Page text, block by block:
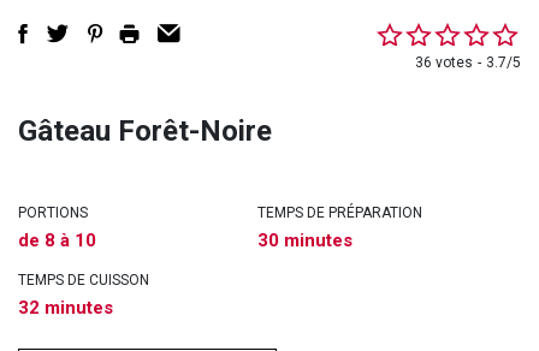
36 votes 3.7/5
Gâteau Forêt-Noire
PORTIONS
de 8 à 10
TEMPS DE PRÉPARATION
30 minutes
TEMPS DE CUISSON
32 minutes